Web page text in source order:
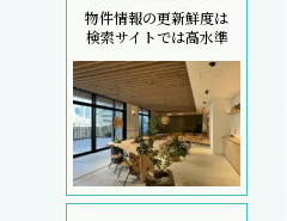
物件情報の更新鮮度は
検索サイトでは高水準